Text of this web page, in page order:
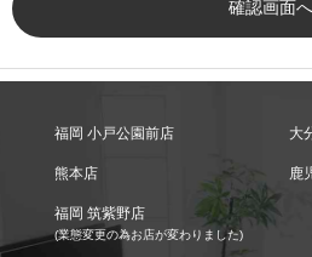
福岡 小戸公園前店 大
熊本店 鹿
福岡 筑紫野店
(業態変更の為お店が変わりました)